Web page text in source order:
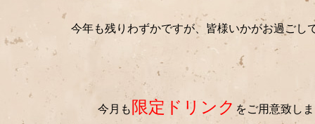
今年も残りわずかですが、皆様いかがお過ごし
今月も 限定ドリンク をご用意致し